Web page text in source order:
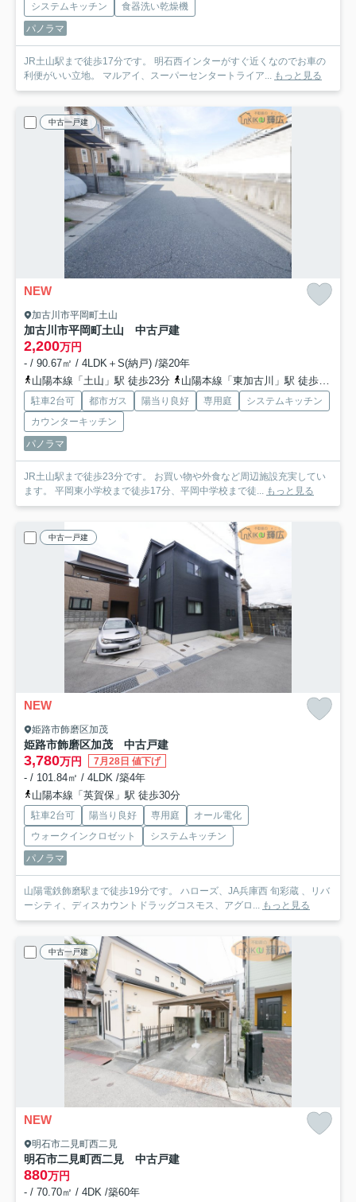
システムキッチン
食器洗い乾燥機
パノラマ
JR土山駅まで徒歩17分です。 明石西インターがすぐ近くなのでお車の
利便がいい立地。 マルアイ、スーパーセンタートライア... もっと見る
中古一戸建
NEW
加古川市平岡町土山
加古川市平岡町土山 中古戸建
2,200万円
- / 90.67㎡ / 4LDK＋S(納戸) /築20年
山陽本線「土山」駅 徒歩23分
山陽本線「東加古川」駅 徒歩29分
駐車2台可 都市ガス 陽当り良好 専用庭
システムキッチン
カウンターキッチン
パノラマ
JR土山駅まで徒歩23分です。 お買い物や外食など周辺施設充実してい
ます。 平岡東小学校まで徒歩17分、平岡中学校まで徒...
もっと見る
中古一戸建
NEW
姫路市飾磨区加茂
姫路市飾磨区加茂 中古戸建
3,780万円 7月28日 値下げ
- / 101.84㎡ / 4LDK /築4年
山陽本線「英賀保」駅 徒歩30分
駐車2台可 陽当り良好 専用庭
オール電化
ウォークインクロゼット
システムキッチン
パノラマ
山陽電鉄飾磨駅まで徒歩19分です。 ハローズ、JA兵庫西 旬彩蔵 、リバ
ーシティ、ディスカウントドラッグコスモス、アグロ...
もっと見る
中古一戸建
NEW
明石市二見町西二見
明石市二見町西二見 中古戸建
880万円
- / 70.70㎡ / 4DK /築60年